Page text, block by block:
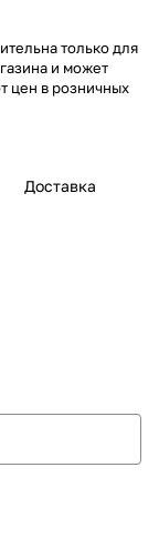
только для
и может
цен в розничных
Доставка